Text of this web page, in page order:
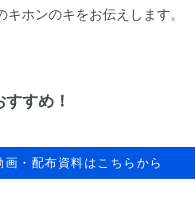
ホンのキをお伝えします。
すめ！
画・配布資料はこちらから